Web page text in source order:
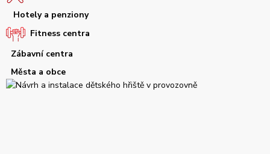
Hotely a penziony
Fitness centra
Zábavní centra
Města a obce